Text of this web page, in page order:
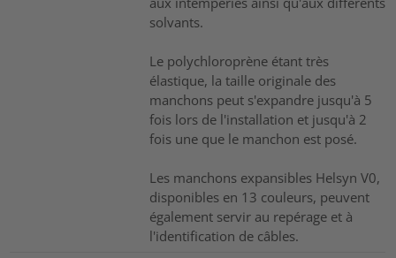
solvants.
Le polychloroprène étant très
élastique, la taille originale des
manchons peut s'expandre jusqu'à 5
fois lors de l'installation et jusqu'à 2
fois une que le manchon est posé.
Les manchons expansibles Helsyn V0,
disponibles en 13 couleurs, peuvent
également servir au repérage et à
l'identification de câbles.